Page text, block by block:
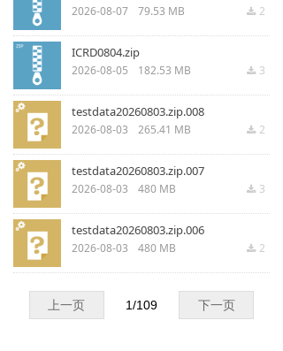
工程师培训
政策文件
联系我们
끂 2
2026-08-07 79.53 MB
ICRD0804.zip
끂 3
2026-08-05 182.53 MB
testdata20260803.zip.008
끂 2
2026-08-03 265.41 MB
testdata20260803.zip.007
끂 3
2026-08-03 480 MB
testdata20260803.zip.006
끂 2
2026-08-03 480 MB
上一页 下一页
1/109